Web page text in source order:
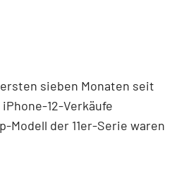
sieben Monaten seit
12-Verkäufe
Modell der 11er-Serie waren